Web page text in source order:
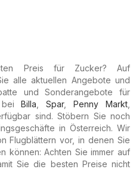
Preis für Zucker? Auf
alle aktuellen Angebote und
und Sonderangebote für
beiBilla ,Spar,Penny Markt
sind. Stöbern Sie noch
in Österreich. Wir
Flugblättern vor, in denen Sie
können: Achten Sie immer auf
Sie die besten Preise nicht